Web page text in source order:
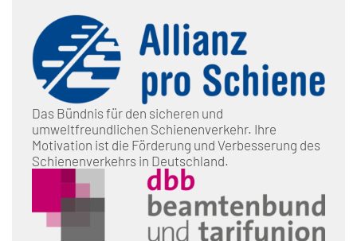
Das Bündnis für den sicheren und
umweltfreundlichen Schienenverkehr. Ihre
Motivation ist die Förderung und Verbesserung des
Schienenverkehrs in Deutschland.